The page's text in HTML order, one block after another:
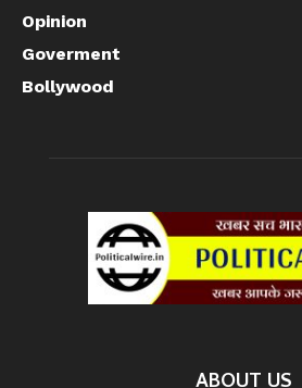
Opinion
Goverment
Bollywood